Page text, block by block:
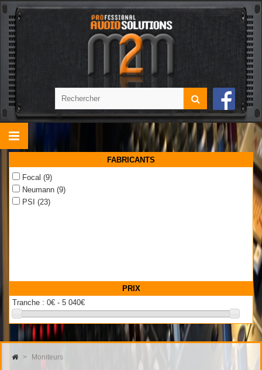
FABRICANTS
Focal (9)
Neumann (9)
PSI (23)
PRIX
Tranche : 0€ - 5 040€
> Moniteurs